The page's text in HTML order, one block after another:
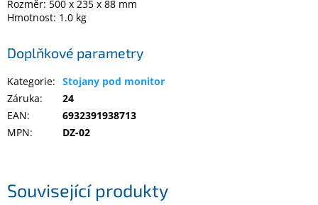
Související produkty
Rozměr: 500 x 235 x 88 mm
Hmotnost: 1.0 kg
Doplňkové parametry
Kategorie: Stojany pod monitor
Záruka:
24
EAN:
6932391938713
MPN: DZ-02